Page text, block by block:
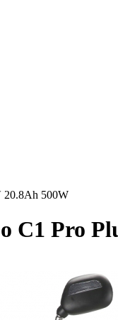
20.8Ah 500W
C1 Pro